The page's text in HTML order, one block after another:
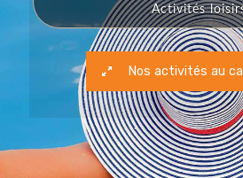
Activités
Nos activités au